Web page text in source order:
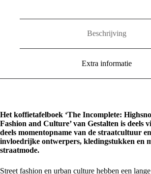
Beschrijving
Extra informatie
Het koffietafelboek ‘The Incomplete:
Fashion and Culture’ van Gestalten is deels
deels momentopname van de straatcultuur
invloedrijke ontwerpers, kledingstukken en
straatmode.
Street fashion en urban culture hebben een